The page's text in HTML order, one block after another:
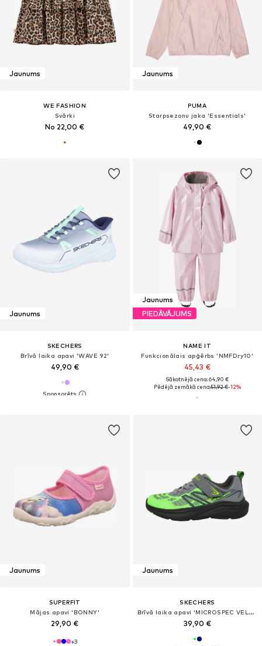
Jaunums
WE FASHION
Svārki
No 22,00 €
Jaunums
PUMA
Starpsezonu jaka 'Essentials'
49,90 €
Jaunums
SKECHERS
Brīvā laika apavi 'WAVE 92'
49,90 €
Jaunums
PIEDĀVĀJUMS
NAME IT
Funkcionālais apģērbs 'NMFDry10'
45,43 €
Sākotnējā cena: 64,90 €
Pēdējā zemākā cena:51,92 €-12%
Jaunums
SUPERFIT
Mājas apavi 'BONNY'
29,90 €
+3
Jaunums
SKECHERS
Brīvā laika apavi 'MICROSPEC VELOCITY'
39,90 €